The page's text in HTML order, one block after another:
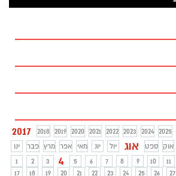
והסיפורים של מקומוני סוף השבוע. "אדון רמי
2017 2018 2019 2020 2021 2022 2023 2024 2025
ינו
פבר מרץ אפר מאי יונ יול אוג ספט אוק
1
2 3 4 5 6 7 8 9 10 11
17
18 19 20 21 22 23 24 25 26 27